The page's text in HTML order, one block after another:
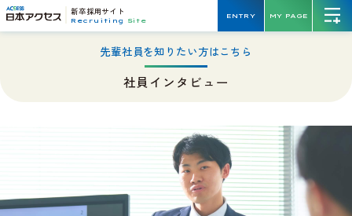
新卒採用サイト
Recruiting Site
ENTRY MY PAGE
先輩社員を知りたい方はこちら
社員インタビュー